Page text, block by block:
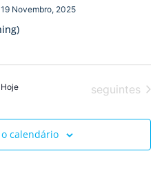
19 Novembro, 2025
Hoje Eventos
seguintes
calendário